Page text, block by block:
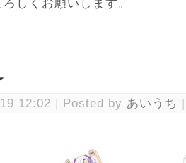
しくお願いします。
12:02 Posted by あいうち